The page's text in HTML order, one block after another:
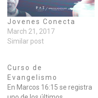
Jovenes Conecta
March 21, 2017
Similar post
Curso de
Evangelismo
En Marcos 16:15 se registra